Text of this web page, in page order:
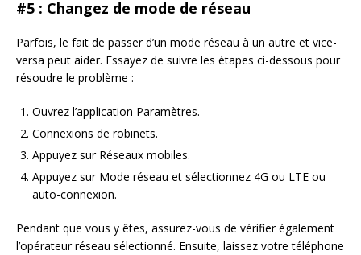
#5 : Changez de mode de réseau
Parfois, le fait de passer d’un mode réseau à un autre et vice-
versa peut aider. Essayez de suivre les étapes ci-dessous pour
résoudre le problème :
Ouvrez l’application Paramètres.
Connexions de robinets.
Appuyez sur Réseaux mobiles.
Appuyez sur Mode réseau et sélectionnez 4G ou LTE ou
auto-connexion.
Pendant que vous y êtes, assurez-vous de vérifier également
l’opérateur réseau sélectionné. Ensuite, laissez votre téléphone